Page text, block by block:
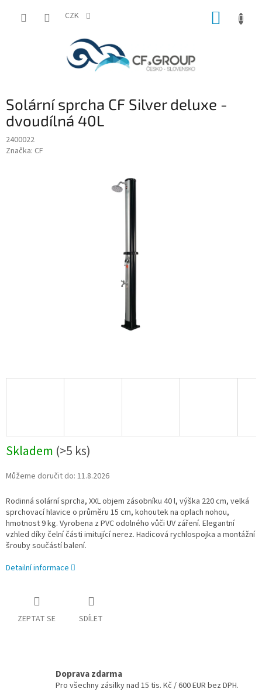
CZK
Solární sprcha CF Silver deluxe -
dvoudílná 40L
2400022
Značka: CF
Skladem (>5 ks)
Můžeme doručit do: 11.8.2026
Rodinná solární sprcha, XXL objem zásobníku 40 l, výška 220 cm, velká
sprchovací hlavice o průměru 15 cm, kohoutek na oplach nohou,
hmotnost 9 kg. Vyrobena z PVC odolného vůči UV záření. Elegantní
vzhled díky čelní části imitující nerez. Hadicová rychlospojka a montážní
šrouby součástí balení.
Detailní informace
ZEPTAT SE SDÍLET
Doprava zdarma
Pro všechny zásilky nad 15 tis. Kč / 600 EUR bez DPH.